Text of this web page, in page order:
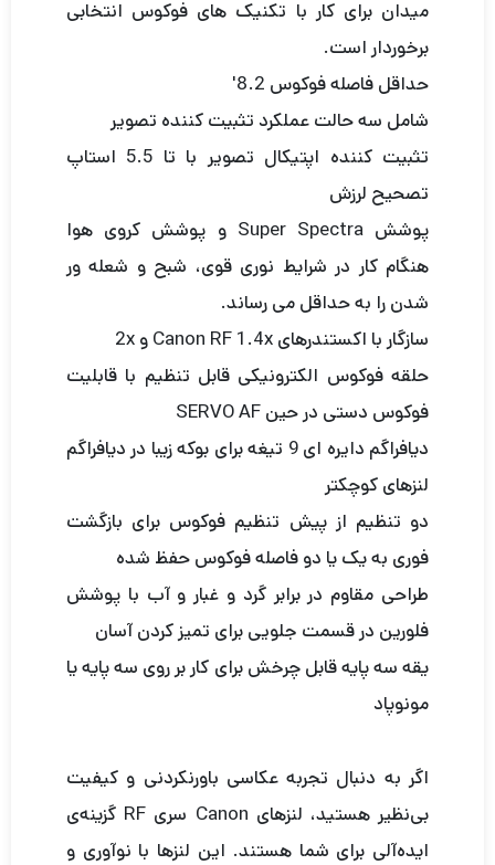
میدان برای کار با تکنیک های فوکوس انتخابی
برخوردار است.
حداقل فاصله فوکوس 8.2′
شامل سه حالت عملکرد تثبیت کننده تصویر
تثبیت کننده اپتیکال تصویر با تا 5.5 استاپ
تصحیح لرزش
پوشش Super Spectra و پوشش کروی هوا
هنگام کار در شرایط نوری قوی، شبح و شعله ور
شدن را به حداقل می رساند.
سازگار با اکستندرهای Canon RF 1.4x و 2x
حلقه فوکوس الکترونیکی قابل تنظیم با قابلیت
فوکوس دستی در حین SERVO AF
دیافراگم دایره ای 9 تیغه برای بوکه زیبا در دیافراگم
لنزهای کوچکتر
دو تنظیم از پیش تنظیم فوکوس برای بازگشت
فوری به یک یا دو فاصله فوکوس حفظ شده
طراحی مقاوم در برابر گرد و غبار و آب با پوشش
فلورین در قسمت جلویی برای تمیز کردن آسان
یقه سه پایه قابل چرخش برای کار بر روی سه پایه یا
مونوپاد
اگر به دنبال تجربه عکاسی باورنکردنی و کیفیت
بی‌نظیر هستید، لنزهای Canon سری RF گزینه‌ی
ایده‌آلی برای شما هستند. این لنزها با نوآوری و